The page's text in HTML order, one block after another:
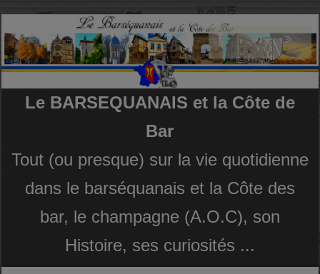
Le BARSEQUANAIS et la Côte de
Bar
Tout (ou presque) sur la vie quotidienne
dans le barséquanais et la Côte des
bar, le champagne (A.O.C), son
Histoire, ses curiosités ...